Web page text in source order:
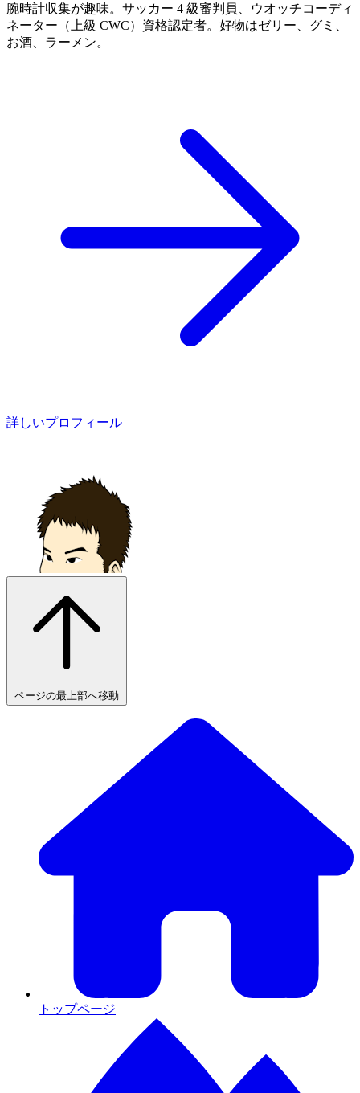
腕時計収集が趣味。サッカー 4 級審判員、ウオッチコーディ
ネーター（上級 CWC）資格認定者。好物はゼリー、グミ、
お酒、ラーメン。
詳しいプロフィール
ページの最上部へ移動
トップページ